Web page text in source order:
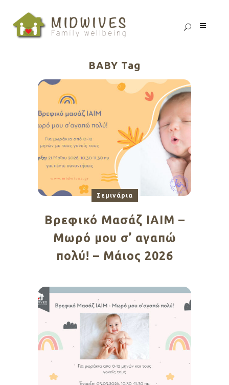
BABY Tag
Σεμινάρια
Βρεφικό Μασάζ ΙΑΙΜ –
Μωρό μου σ’ αγαπώ
πολύ! – Μάιος 2026